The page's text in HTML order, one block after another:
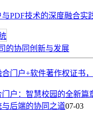
PDF技术的深度融合实
的协同创新与发展
门户+软件著作权证书，
户：智慧校园的全新篇
后端的协同之道07-03